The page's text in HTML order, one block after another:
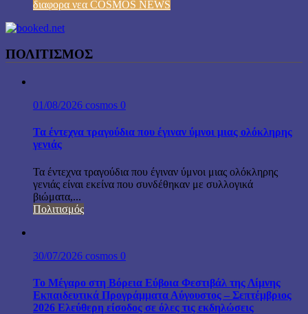
διαφορα νεα COSMOS NEWS
ΠΟΛΙΤΙΣΜΟΣ
01/08/2026 cosmos 0
Τα έντεχνα τραγούδια που έγιναν ύμνοι μιας ολόκληρης
γενιάς
Τα έντεχνα τραγούδια που έγιναν ύμνοι μιας ολόκληρης
γενιάς είναι εκείνα που συνδέθηκαν με συλλογικά
βιώματα,...
Πολιτισμός
30/07/2026 cosmos 0
Το Μέγαρο στη Βόρεια Εύβοια Φεστιβάλ της Λίμνης
Εκπαιδευτικά Προγράμματα Αύγουστος – Σεπτέμβριος
2026 Ελεύθερη είσοδος σε όλες τις εκδηλώσεις